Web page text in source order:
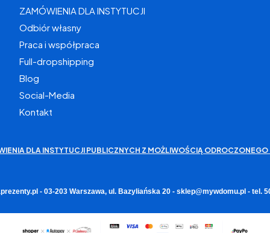
ZAMÓWIENIA DLA INSTYTUCJI
Odbiór własny
Praca i współpraca
Full-dropshipping
Blog
Social-Media
Kontakt
DLA INSTYTUCJI PUBLICZNYCH Z MOŻLIWOŚCIĄ ODROCZONEGO
- 03-203 Warszawa, ul. Bazyliańska 20 - sklep@mywdomu.pl - tel.